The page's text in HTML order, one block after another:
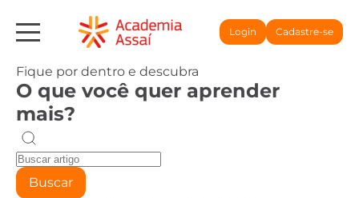
Login Cadastre-se
Fique por dentro e descubra
O que você quer aprender
mais?
Buscar